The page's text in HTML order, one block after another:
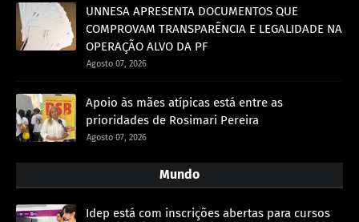
UNNESA APRESENTA DOCUMENTOS QUE
COMPROVAM TRANSPARÊNCIA E LEGALIDADE NA
OPERAÇÃO ALVO DA PF
Agosto 07, 2026
Apoio às mães atípicas está entre as
prioridades de Rosimari Pereira
Agosto 07, 2026
Mundo
Idep está com inscrições abertas para cursos